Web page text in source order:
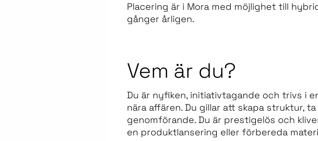
Placering är i Mora med möjlighet till
gånger årligen.
Vem är du?
Du är nyfiken, initiativtagande och trivs i
nära affären. Du gillar att skapa struktur,
genomförande. Du är prestigelös och
en produktlansering eller förbereda